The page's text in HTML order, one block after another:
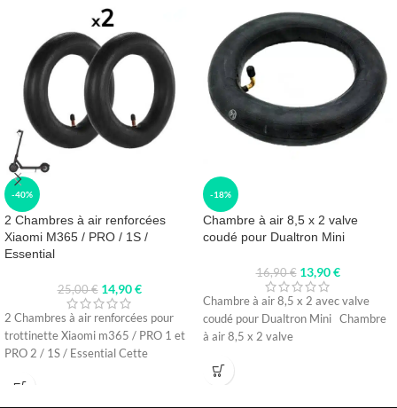
-40%
2 Chambres à air renforcées
Xiaomi M365 / PRO / 1S /
Essential
25,00€ 14,90€
2 Chambres à air renforcées pour
trottinette Xiaomi m365 / PRO 1 et
PRO 2 / 1S / Essential Cette
-18%
Chambre à air 8,5 x 2 valve
coudé pour Dualtron Mini
16,90€ 13,90€
Chambre à air 8,5 x 2 avec valve
coudé pour Dualtron Mini Chambre
à air 8,5 x 2 valve